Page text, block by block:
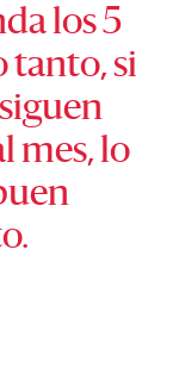
los 5
tanto, si
mes, lo